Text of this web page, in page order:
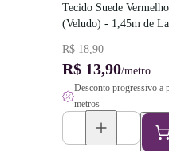
Tecido Suede
(Veludo) - 1,45m de
R$ 18,90
R$ 13,90/metro
Desconto progressivo a
metros